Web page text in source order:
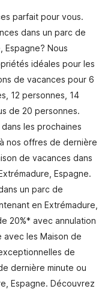
parfait pour vous.
dans un parc de
Espagne? Nous
idéales pour les
de vacances pour 6
12 personnes, 14
de 20 personnes.
les prochaines
nos offres de dernière
de vacances dans
Espagne.
un parc de
en Extrémadure,
20%* avec annulation
les Maison de
de
dernière minute ou
Espagne. Découvrez